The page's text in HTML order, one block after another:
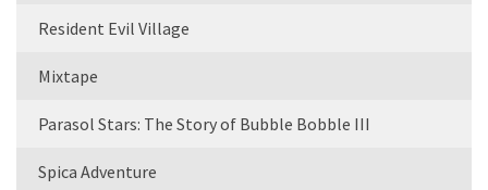
Resident Evil Village
Mixtape
Parasol Stars: The Story of Bubble Bobble III
Spica Adventure